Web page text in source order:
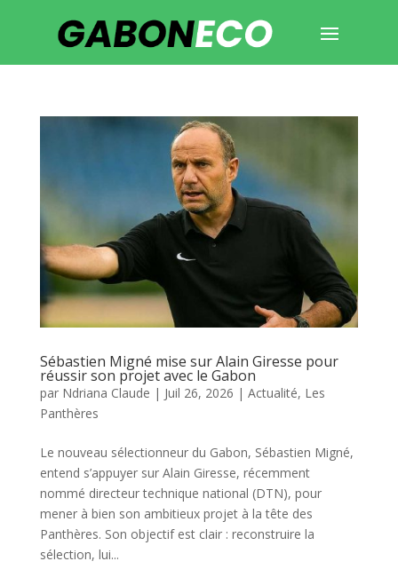
Sébastien Migné mise sur Alain Giresse pour
réussir son projet avec le Gabon
par Ndriana Claude | Juil 26, 2026 | Actualité, Les
Panthères
Le nouveau sélectionneur du Gabon, Sébastien Migné,
entend s’appuyer sur Alain Giresse, récemment
nommé directeur technique national (DTN), pour
mener à bien son ambitieux projet à la tête des
Panthères. Son objectif est clair : reconstruire la
sélection, lui...